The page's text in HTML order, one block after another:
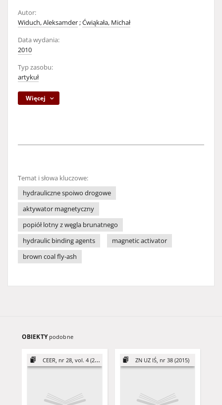
Autor:
Widuch, Aleksamder;Ćwiąkała, Michał
Data wydania:
2010
Typ zasobu:
artykuł
Więcej
Temat i słowa kluczowe:
hydrauliczne spoiwo drogowe
aktywator magnetyczny
popiół lotny z węgla brunatnego
hydraulic binding agents
magnetic activator
brown coal fly-ash
OBIEKTY podobne
CEER, nr 28, vol. 4 (2018) ZN UZ IŚ, nr 38 (2015)